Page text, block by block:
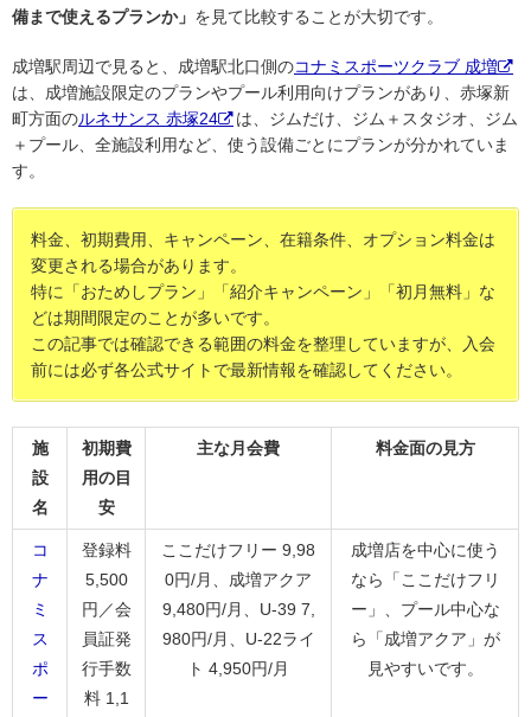
備まで使えるプランか」 を見て比較することが大切です。
成増駅周辺で見ると、成増駅北口側のコナミスポーツクラブ 成増
は、成増施設限定のプランやプール利用向けプランがあり、赤塚新
町方面のルネサンス 赤塚24
は、ジムだけ、ジム＋スタジオ、ジム
＋プール、全施設利用など、使う設備ごとにプランが分かれていま
す。
料金、初期費用、キャンペーン、在籍条件、オプション料金は
変更される場合があります。
特に「おためしプラン」「紹介キャンペーン」「初月無料」な
どは期間限定のことが多いです。
この記事では確認できる範囲の料金を整理していますが、入会
前には必ず各公式サイトで最新情報を確認してください。
施
設
名
初期費
用の目
安
主な月会費 料金面の見方
コ
ナ
ミ
ス
ポ
ー
登録料
5,500
円／会
員証発
行手数
料 1,1
ここだけフリー 9,98
0円/月、成増アクア
9,480円/月、U-39 7,
980円/月、U-22ライ
ト 4,950円/月
成増店を中心に使う
なら「ここだけフリ
ー」、プール中心な
ら「成増アクア」が
見やすいです。